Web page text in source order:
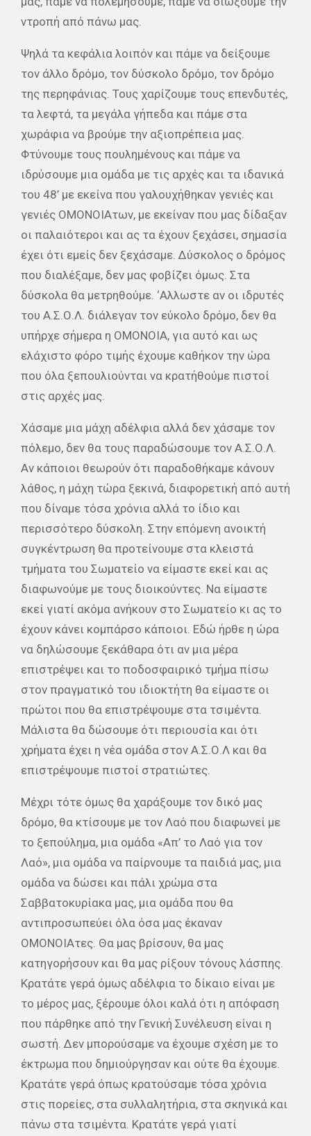
ντροπή από πάνω μας.
Ψηλά τα κεφάλια λοιπόν και πάμε να δείξουμε
τον άλλο δρόμο, τον δύσκολο δρόμο, τον δρόμο
της περηφάνιας. Τους χαρίζουμε τους επενδυτές,
τα λεφτά, τα μεγάλα γήπεδα και πάμε στα
χωράφια να βρούμε την αξιοπρέπεια μας.
Φτύνουμε τους πουλημένους και πάμε να
ιδρύσουμε μια ομάδα με τις αρχές και τα ιδανικά
του 48’ με εκείνα που γαλουχήθηκαν γενιές και
γενιές ΟΜΟΝΟΙΑτων, με εκείναν που μας δίδαξαν
οι παλαιότεροι και ας τα έχουν ξεχάσει, σημασία
έχει ότι εμείς δεν ξεχάσαμε. Δύσκολος ο δρόμος
που διαλέξαμε, δεν μας φοβίζει όμως. Στα
δύσκολα θα μετρηθούμε. ‘Αλλωστε αν οι ιδρυτές
του Α.Σ.Ο.Λ. διάλεγαν τον εύκολο δρόμο, δεν θα
υπήρχε σήμερα η ΟΜΟΝΟΙΑ, για αυτό και ως
ελάχιστο φόρο τιμής έχουμε καθήκον την ώρα
που όλα ξεπουλιούνται να κρατήθούμε πιστοί
στις αρχές μας.
Χάσαμε μια μάχη αδέλφια αλλά δεν χάσαμε τον
πόλεμο, δεν θα τους παραδώσουμε τον Α.Σ.Ο.Λ.
Αν κάποιοι θεωρούν ότι παραδοθήκαμε κάνουν
λάθος, η μάχη τώρα ξεκινά, διαφορετική από αυτή
που δίναμε τόσα χρόνια αλλά το ίδιο και
περισσότερο δύσκολη. Στην επόμενη ανοικτή
συγκέντρωση θα προτείνουμε στα κλειστά
τμήματα του Σωματείο να είμαστε εκεί και ας
διαφωνούμε με τους διοικούντες. Να είμαστε
εκεί γιατί ακόμα ανήκουν στο Σωματείο κι ας το
έχουν κάνει κομπάρσο κάποιοι. Εδώ ήρθε η ώρα
να δηλώσουμε ξεκάθαρα ότι αν μια μέρα
επιστρέψει και το ποδοσφαιρικό τμήμα πίσω
στον πραγματικό του ιδιοκτήτη θα είμαστε οι
πρώτοι που θα επιστρέψουμε στα τσιμέντα.
Μάλιστα θα δώσουμε ότι περιουσία και ότι
χρήματα έχει η νέα ομάδα στον Α.Σ.Ο.Λ και θα
επιστρέψουμε πιστοί στρατιώτες.
Μέχρι τότε όμως θα χαράξουμε τον δικό μας
δρόμο, θα κτίσουμε με τον Λαό που διαφωνεί με
το ξεπούλημα, μια ομάδα «Απ’ το Λαό για τον
Λαό», μια ομάδα να παίρνουμε τα παιδιά μας, μια
ομάδα να δώσει και πάλι χρώμα στα
Σαββατοκυρίακα μας, μια ομάδα που θα
αντιπροσωπεύει όλα όσα μας έκαναν
ΟΜΟΝΟΙΑτες. Θα μας βρίσουν, θα μας
κατηγορήσουν και θα μας ρίξουν τόνους λάσπης.
Κρατάτε γερά όμως αδέλφια το δίκαιο είναι με
το μέρος μας, ξέρουμε όλοι καλά ότι η απόφαση
που πάρθηκε από την Γενική Συνέλευση είναι η
σωστή. Δεν μπορούσαμε να έχουμε σχέση με το
έκτρωμα που δημιούργησαν και ούτε θα έχουμε.
Κρατάτε γερά όπως κρατούσαμε τόσα χρόνια
στις πορείες, στα συλλαλητήρια, στα σκηνικά και
πάνω στα τσιμέντα. Κρατάτε γερά γιατί